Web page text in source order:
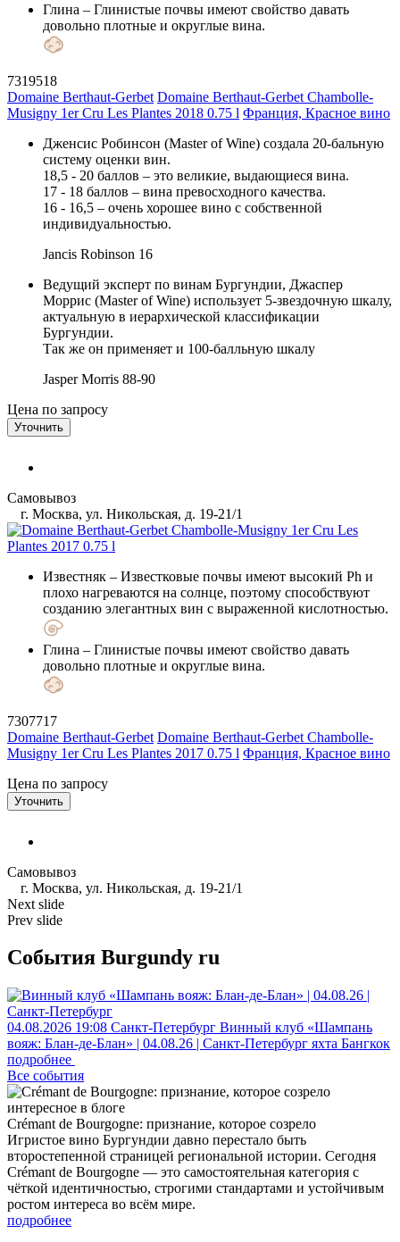
Глина – Глинистые почвы имеют свойство давать
довольно плотные и округлые вина.
7319518
Domaine Berthaut-Gerbet Domaine Berthaut-Gerbet Chambolle-
Musigny 1er Cru Les Plantes 2018 0.75 l Франция, Красное вино
Дженсис Робинсон (Master of Wine) создала 20-бальную
систему оценки вин.
18,5 - 20 баллов – это великие, выдающиеся вина.
17 - 18 баллов – вина превосходного качества.
16 - 16,5 – очень хорошее вино с собственной
индивидуальностью.
Jancis Robinson 16
Ведущий эксперт по винам Бургундии, Джаспер
Моррис (Master of Wine) использует 5-звездочную шкалу,
актуальную в иерархической классификации
Бургундии.
Так же он применяет и 100-балльную шкалу
Jasper Morris 88-90
Цена по запросу
Уточнить
Самовывоз
г. Москва, ул. Никольская, д. 19-21/1
Известняк – Известковые почвы имеют высокий Ph и
плохо нагреваются на солнце, поэтому способствуют
созданию элегантных вин с выраженной кислотностью.
Глина – Глинистые почвы имеют свойство давать
довольно плотные и округлые вина.
7307717
Domaine Berthaut-Gerbet Domaine Berthaut-Gerbet Chambolle-
Musigny 1er Cru Les Plantes 2017 0.75 l Франция, Красное вино
Цена по запросу
Уточнить
Самовывоз
г. Москва, ул. Никольская, д. 19-21/1
Next slide
Prev slide
События Burgundy ru
04.08.2026 19:08 Санкт-Петербург Винный клуб «Шампань
вояж: Блан-де-Блан» | 04.08.26 | Санкт-Петербург яхта Бангкок
подробнее
Все события
интересное в блоге
Crémant de Bourgogne: признание, которое созрело
Игристое вино Бургундии давно перестало быть
второстепенной страницей региональной истории. Сегодня
Crémant de Bourgogne — это самостоятельная категория с
чёткой идентичностью, строгими стандартами и устойчивым
ростом интереса во всём мире.
подробнее